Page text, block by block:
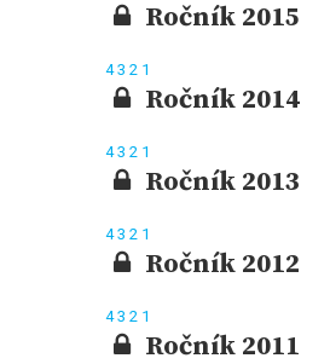
Ročník 2015
43 2 1
Ročník 2014
43 2 1
Ročník 2013
43 2 1
Ročník 2012
43 2 1
Ročník 2011